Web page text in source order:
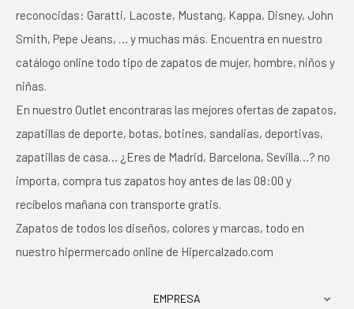
reconocidas: Garatti, Lacoste, Mustang, Kappa, Disney, John
Smith, Pepe Jeans, … y muchas más. Encuentra en nuestro
catálogo online todo tipo de zapatos de mujer, hombre, niños y
niñas.
En nuestro Outlet encontraras las mejores ofertas de zapatos,
zapatillas de deporte, botas, botines, sandalias, deportivas,
zapatillas de casa… ¿Eres de Madrid, Barcelona, Sevilla…? no
importa, compra tus zapatos hoy antes de las 08:00 y
recíbelos mañana con transporte gratis.
Zapatos de todos los diseños, colores y marcas, todo en
nuestro hipermercado online de Hipercalzado.com
EMPRESA 